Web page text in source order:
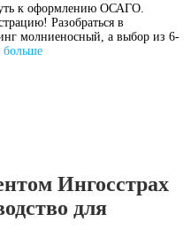
к оформлению ОСАГО.
Разобраться в
молниеносный, а выбор из 6-
больше
Ингосстрах
для